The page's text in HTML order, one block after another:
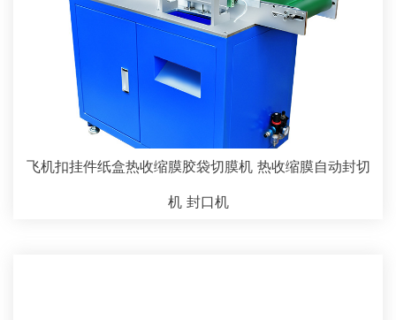
飞机扣挂件纸盒热收缩膜胶袋切膜机 热收缩膜自动封切
机 封口机